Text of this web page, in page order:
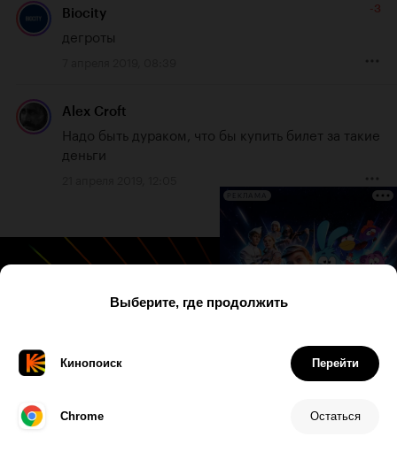
Biocity -3
дегроты
Alex Croft
Надо быть дураком, что бы купить билет за такие
деньги